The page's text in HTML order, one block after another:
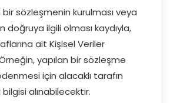
bir sözleşmenin kurulması veya
doğruya ilgili olması kaydıyla,
ait Kişisel Veriler
yapılan bir sözleşme
için alacaklı tarafın
alınabilecektir.